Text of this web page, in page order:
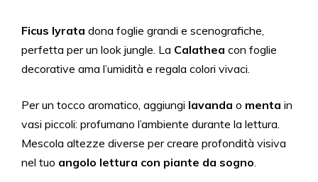
Ficus lyrata dona foglie grandi e scenografiche,
perfetta per un look jungle. La Calathea con foglie
decorative ama l’umidità e regala colori vivaci.
Per un tocco aromatico, aggiungi lavanda o menta in
vasi piccoli: profumano l’ambiente durante la lettura.
Mescola altezze diverse per creare profondità visiva
nel tuo angolo lettura con piante da sogno.